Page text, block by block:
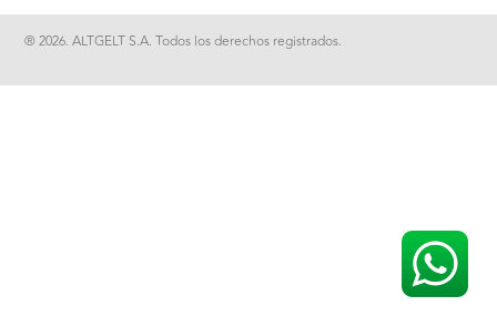
® 2026. ALTGELT S.A. Todos los derechos registrados.